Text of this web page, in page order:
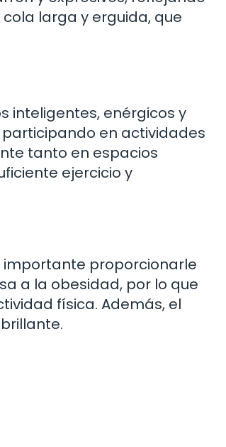
larga y erguida, que
inteligentes, enérgicos y
en actividades
tanto en espacios
ejercicio y
importante proporcionarle
a la obesidad, por lo que
física. Además, el